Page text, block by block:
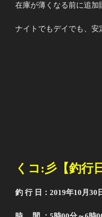
在庫が薄くなる前に追
ナイトでもデイでも、安
くコ : 彡【釣行
釣 行 日：2019年10月30